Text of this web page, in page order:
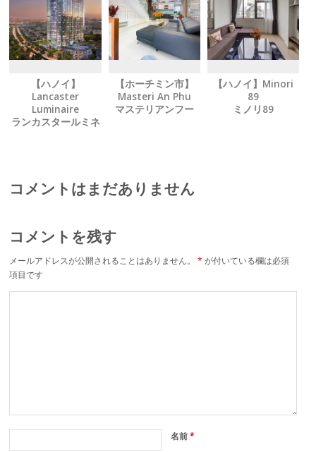
【ハノイ】
Lancaster
Luminaire
ランカスタールミネ
【ホーチミン市】
Masteri An Phu
マステリアンフー
【ハノイ】Minori
89
ミノリ89
コメントはまだありません
コメントを残す
メールアドレスが公開されることはありません。 * が付いている欄は必須
項目です
名前*